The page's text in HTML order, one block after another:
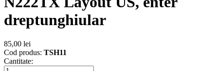
dreptunghiular
85,00 lei
Cod produs: TSH11
Cantitate: